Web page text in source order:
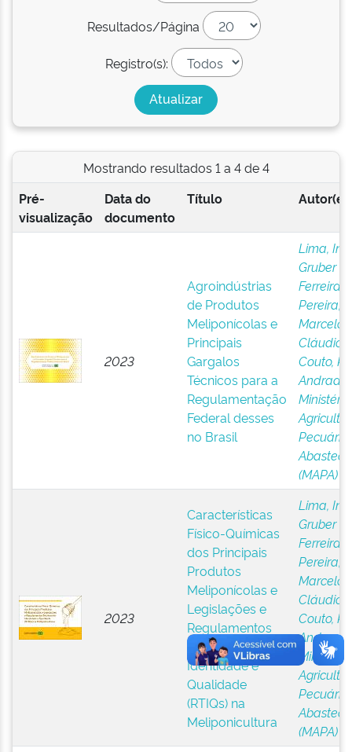
Resultados/Página
Registro(s):
Mostrando resultados 1 a 4 de 4
Pré-
visualização
Data do
documento
Título
2023
Agroindústrias
de Produtos
Meliponícolas e
Principais
Gargalos
Técnicos para a
Regulamentação
Federal desses
no Brasil
Lima,
Gruber
Ferreira
Pereira,
Marcelo
Cláudio
Couto,
Andrade
Pecuária
(MAPA)
2023
Características
Físico-Químicas
dos Principais
Produtos
Meliponícolas e
Legislações e
Regulamentos
Técnicos de
Identidade e
Qualidade
(RTIQs) na
Meliponicultura
Lima,
Gruber
Ferreira
Pereira,
Marcelo
Cláudio
Couto,
Andrade
Pecuária
(MAPA)